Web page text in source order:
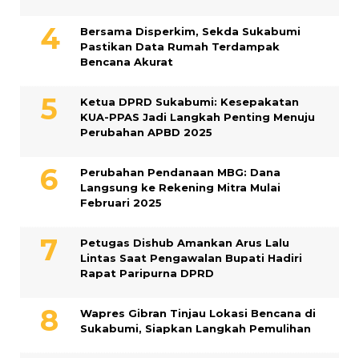
Bersama Disperkim, Sekda Sukabumi
Pastikan Data Rumah Terdampak
Bencana Akurat
Ketua DPRD Sukabumi: Kesepakatan
KUA-PPAS Jadi Langkah Penting Menuju
Perubahan APBD 2025
Perubahan Pendanaan MBG: Dana
Langsung ke Rekening Mitra Mulai
Februari 2025
Petugas Dishub Amankan Arus Lalu
Lintas Saat Pengawalan Bupati Hadiri
Rapat Paripurna DPRD
Wapres Gibran Tinjau Lokasi Bencana di
Sukabumi, Siapkan Langkah Pemulihan